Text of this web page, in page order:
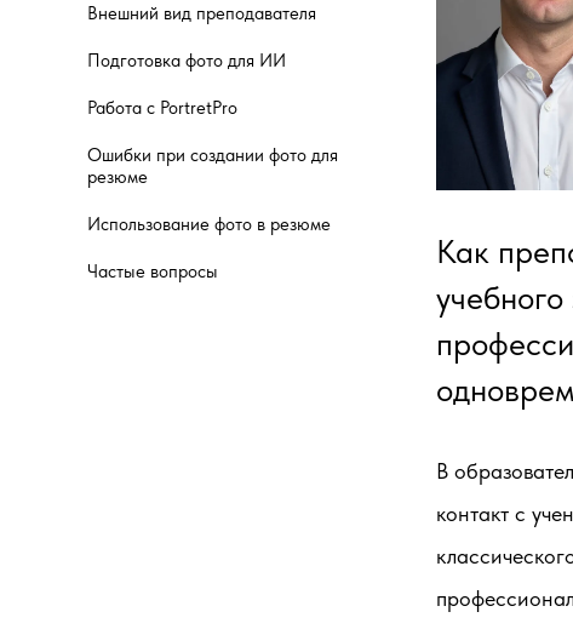
Внешний вид преподавателя
Подготовка фото для ИИ
Работа с PortretPro
Ошибки при создании фото для
резюме
Использование фото в резюме
Частые вопросы
Как
В
контакт с